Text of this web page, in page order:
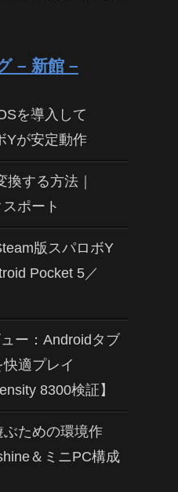
– 新館 –
を導入して
Yが安定動作
する方法｜
ポート
版スパロボY
Pocket 5／
ー：Androidタブ
適プレイ
8300検証】
ための環境作
＆ミニPC構成